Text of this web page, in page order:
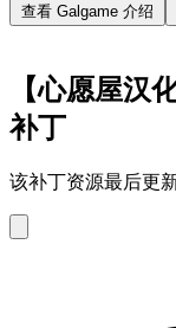
查看 Galgame 介绍
【心愿屋汉
补丁
该补丁资源最后更